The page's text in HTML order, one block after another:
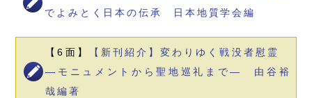
でよみとく日本の伝承 日本地質学会編
【6面】
【新刊紹介】変わりゆく戦没者慰霊
―モニュメントから聖地巡礼まで― 由谷裕
哉編著